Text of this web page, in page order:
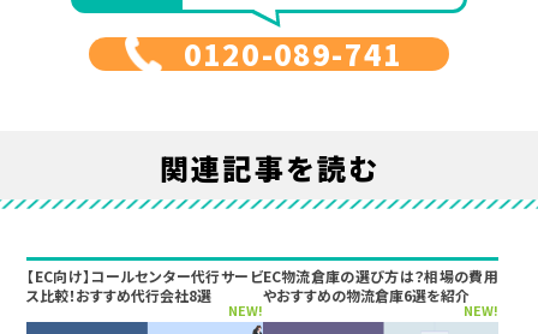
0120-089-741
関連記事を読む
【EC向け】コールセンター代行サービ
ス比較！おすすめ代行会社8選
NEW!
EC物流倉庫の選び方は？相場の費用
やおすすめの物流倉庫6選を紹介
NEW!